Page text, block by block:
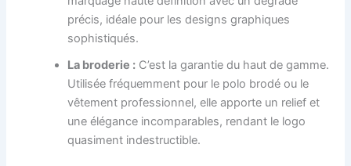
précis, idéale pour les designs graphiques
sophistiqués.
La broderie : C’est la garantie du haut de gamme.
Utilisée fréquemment pour le polo brodé ou le
vêtement professionnel, elle apporte un relief et
une élégance incomparables, rendant le logo
quasiment indestructible.